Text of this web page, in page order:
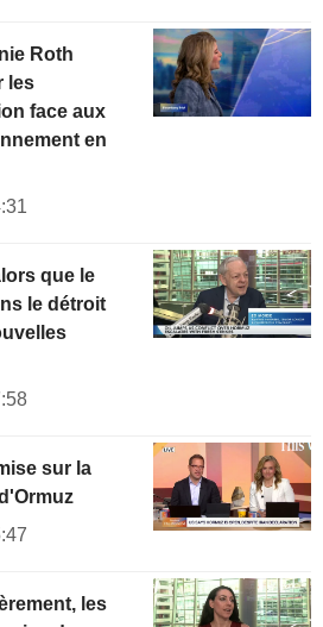
Roth
les
face aux
en
que le
le détroit
sur la
les